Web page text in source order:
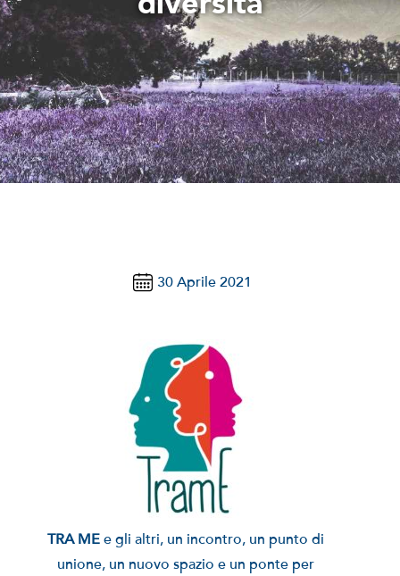
notizie
stranaragione
Cerca
per:
30 Aprile 2021
TRA ME e gli altri, un incontro, un punto di
unione, un nuovo spazio e un ponte per